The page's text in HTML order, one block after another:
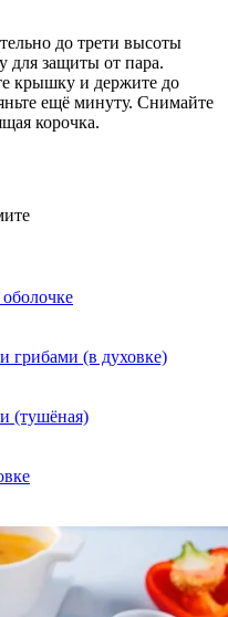
до трети высоты
для защиты от пара.
крышку и держите до
ещё минуту. Снимайте
корочка.
грибами (в духовке)
(тушёная)